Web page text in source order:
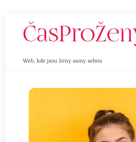
Web, kde jsou ženy samy sebou